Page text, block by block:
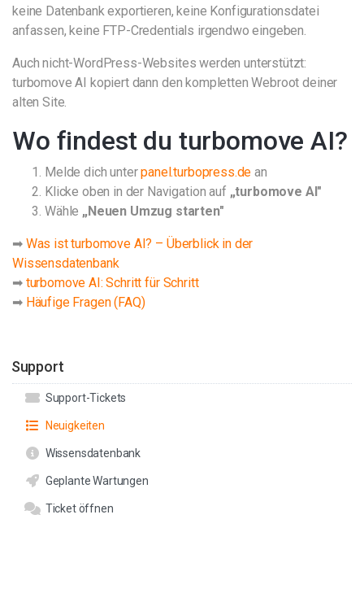
keine Datenbank exportieren, keine Konfigurationsdatei
anfassen, keine FTP-Credentials irgendwo eingeben.
Auch nicht-WordPress-Websites werden unterstützt:
turbomove AI kopiert dann den kompletten Webroot deiner
alten Site.
Wo findest du turbomove AI?
Melde dich unterpanel.turbopress.de an
Klicke oben in der Navigation auf „turbomove AI"
Wähle „Neuen Umzug starten"
➡ Was ist turbomove AI? – Überblick in der
Wissensdatenbank
➡ turbomove AI: Schritt für Schritt
➡ Häufige Fragen (FAQ)
Support
Support-Tickets
Neuigkeiten
Wissensdatenbank
Geplante Wartungen
Ticket öffnen